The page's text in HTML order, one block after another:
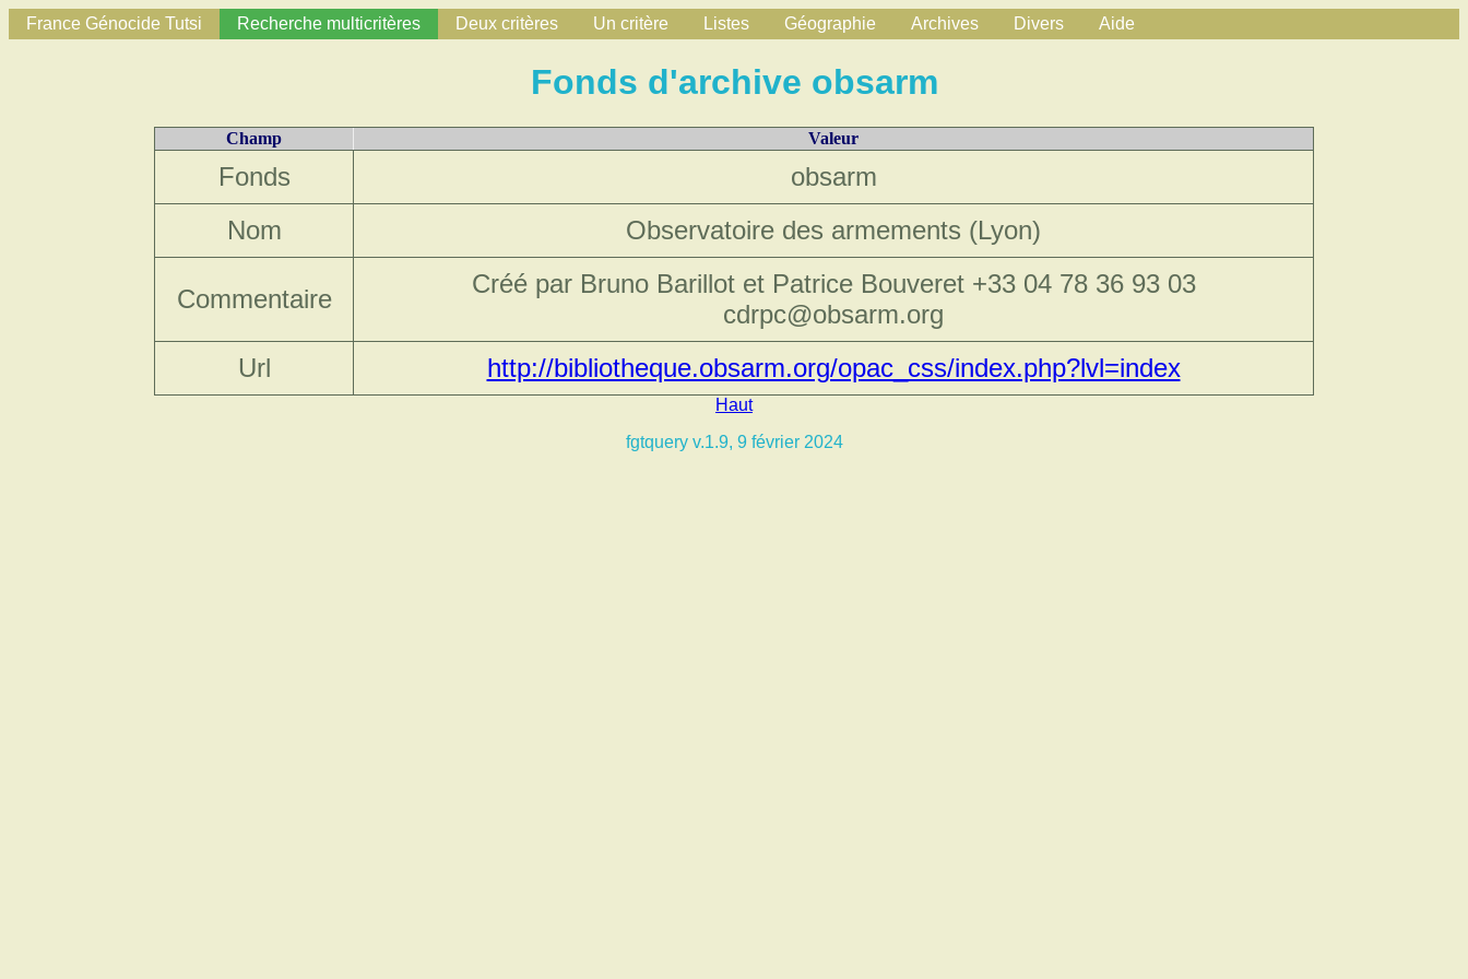
France Génocide Tutsi Recherche multicritères Deux critères Un critère Listes Géographie Archives Divers Aide
Fonds d'archive obsarm
Champ Valeur
Fonds
obsarm
Nom
Observatoire des armements (Lyon)
Commentaire
Créé par Bruno Barillot et Patrice Bouveret +33 04 78 36 93 03
cdrpc@obsarm.org
Url
http://bibliotheque.obsarm.org/opac_css/index.php?lvl=index
Haut
fgtquery v.1.9, 9 février 2024